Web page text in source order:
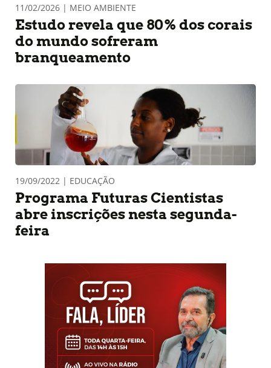
11/02/2026 | MEIO AMBIENTE
Estudo revela que 80% dos corais
do mundo sofreram
branqueamento
19/09/2022 | EDUCAÇÃO
Programa Futuras Cientistas
abre inscrições nesta segunda-
feira